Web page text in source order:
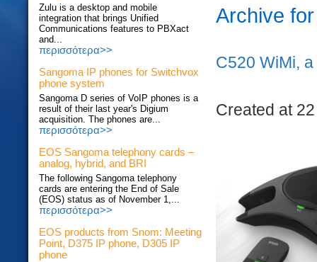
Zulu is a desktop and mobile
integration that brings Unified
Communications features to PBXact
and...
περισσότερα>>
Sangoma IP phones for Switchvox
phone system
Sangoma D series of VoIP phones is a
result of their last year's Digium
acquisition. The phones are...
περισσότερα>>
EOS Sangoma telephony cards –
analog, hybrid, and BRI
The following Sangoma telephony
cards are entering the End of Sale
(EOS) status as of November 1,...
περισσότερα>>
EOS products from Snom: Meeting
Point, D375 IP phone, D305 IP
phone
Archive
C520 WiMi,
Created at